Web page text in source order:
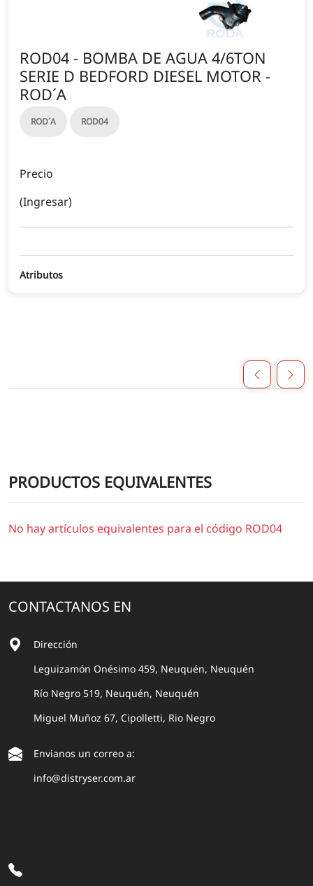
ROD04 - BOMBA DE AGUA 4/6TON
SERIE D BEDFORD DIESEL MOTOR -
ROD´A
ROD´A ROD04
Precio
(Ingresar)
Atributos
PRODUCTOS EQUIVALENTES
No hay artículos equivalentes para el código ROD04
CONTACTANOS EN
Dirección
Leguizamón Onésimo 459, Neuquén, Neuquén
Río Negro 519, Neuquén, Neuquén
Miguel Muñoz 67, Cipolletti, Rio Negro
Envianos un correo a:
info@distryser.com.ar